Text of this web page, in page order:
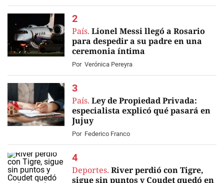
País. Lionel Messi llegó a Rosario
para despedir a su padre en una
ceremonia íntima
Por Verónica Pereyra
País. Ley de Propiedad Privada:
especialista explicó qué pasará en
Jujuy
Por Federico Franco
Deportes. River perdió con Tigre,
sigue sin puntos y Coudet quedó en